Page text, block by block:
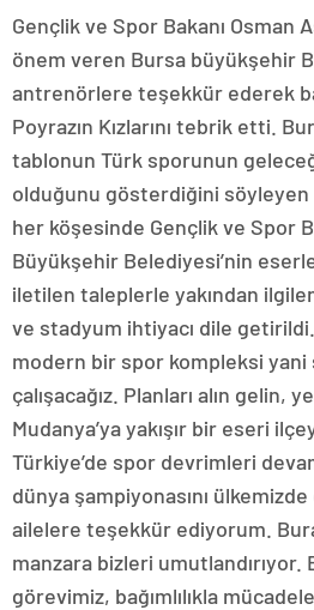
Gençlik ve Spor Bakanı Osman
önem veren Bursa büyükşehir
antrenörlere teşekkür ederek
Poyrazın Kızlarını tebrik etti.
tablonun Türk sporunun
olduğunu gösterdiğini söyleyen
her köşesinde Gençlik ve Spor
Büyükşehir Belediyesi’nin
iletilen taleplerle yakından
ve stadyum ihtiyacı dile getirildi.
modern bir spor kompleksi
çalışacağız. Planları alın gelin,
Mudanya’ya yakışır bir eseri
Türkiye’de spor devrimleri
dünya şampiyonasını
ailelere teşekkür ediyorum.
manzara bizleri umutlandırıyor.
görevimiz, bağımlılıkla